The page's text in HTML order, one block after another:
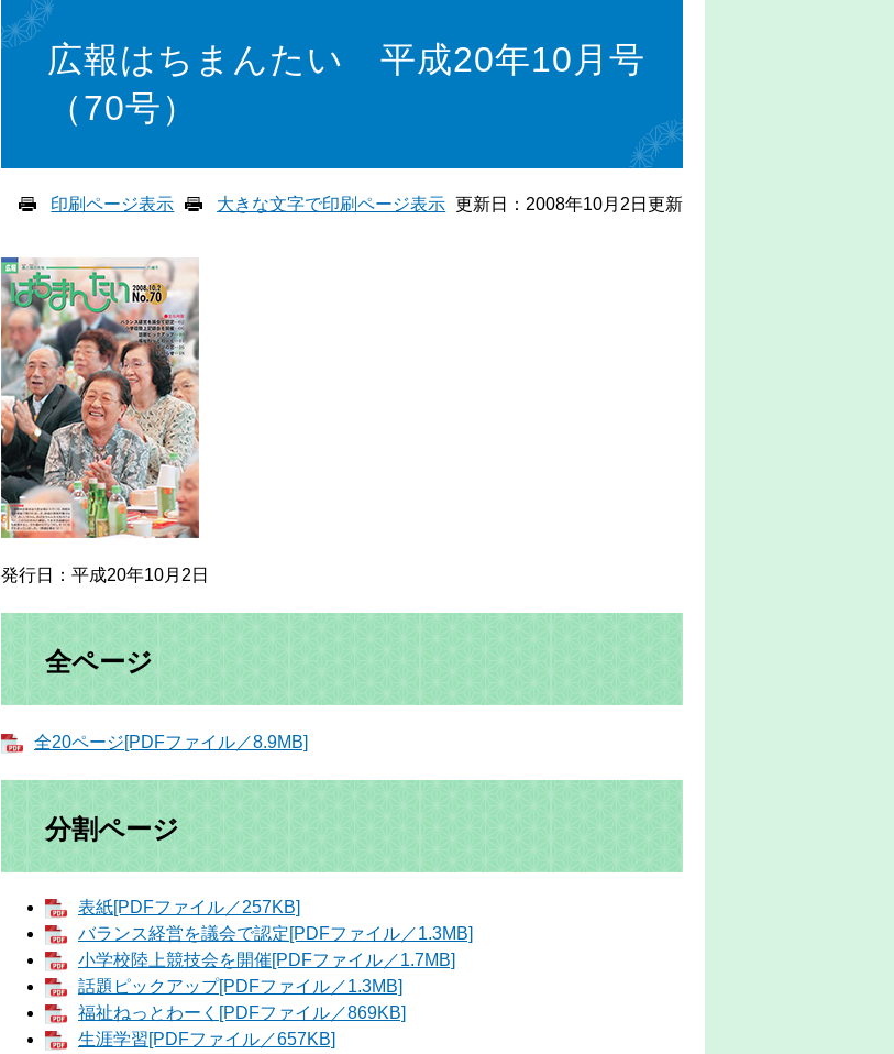
文
広報はちまんたい 平成20年10月号
（70号）
印刷ページ表示 大きな文字で印刷ページ表示 更新日：2008年10月2日更新
発行日：平成20年10月2日
全ページ
全20ページ[PDFファイル／8.9MB]
分割ページ
表紙[PDFファイル／257KB]
バランス経営を議会で認定[PDFファイル／1.3MB]
小学校陸上競技会を開催[PDFファイル／1.7MB]
話題ピックアップ[PDFファイル／1.3MB]
福祉ねっとわーく[PDFファイル／869KB]
生涯学習[PDFファイル／657KB]